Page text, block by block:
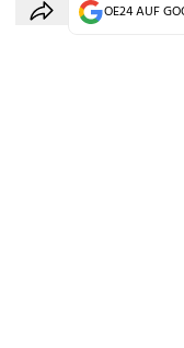
OE24 AUF